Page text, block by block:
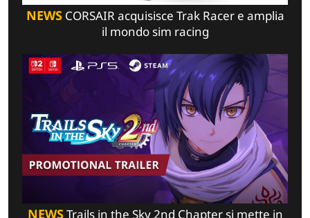
NEWSCORSAIR acquisisce Trak Racer e amplia
il mondo sim racing
NEWSTrails in the Sky 2nd Chapter si mette in